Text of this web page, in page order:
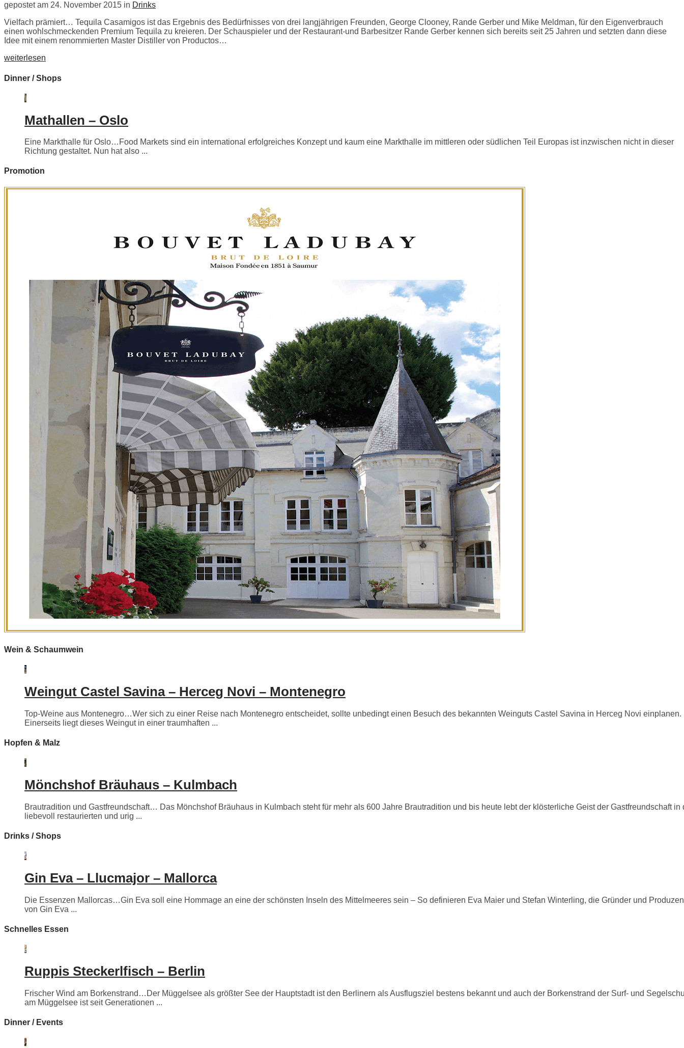
gepostet am 24. November 2015 in Drinks
Vielfach prämiert… Tequila Casamigos ist das Ergebnis des Bedürfnisses von drei langjährigen Freunden, George Clooney, Rande Gerber und Mike Meldman, für den Eigenverbrauch
einen wohlschmeckenden Premium Tequila zu kreieren. Der Schauspieler und der Restaurant-und Barbesitzer Rande Gerber kennen sich bereits seit 25 Jahren und setzten dann diese
Idee mit einem renommierten Master Distiller von Productos…
weiterlesen
Dinner / Shops
Mathallen – Oslo
Eine Markthalle für Oslo…Food Markets sind ein international erfolgreiches Konzept und kaum eine Markthalle im mittleren oder südlichen Teil Europas ist inzwischen nicht in dieser
Richtung gestaltet. Nun hat also ...
Promotion
Wein & Schaumwein
Weingut Castel Savina – Herceg Novi – Montenegro
Top-Weine aus Montenegro…Wer sich zu einer Reise nach Montenegro entscheidet, sollte unbedingt einen Besuch des bekannten Weinguts Castel Savina in Herceg Novi einplanen.
Einerseits liegt dieses Weingut in einer traumhaften ...
Hopfen & Malz
Mönchshof Bräuhaus – Kulmbach
Brautradition und Gastfreundschaft… Das Mönchshof Bräuhaus in Kulmbach steht für mehr als 600 Jahre Brautradition und bis heute lebt der klösterliche Geist der Gastfreundschaft in
liebevoll restaurierten und urig ...
Drinks / Shops
Gin Eva – Llucmajor – Mallorca
Die Essenzen Mallorcas…Gin Eva soll eine Hommage an eine der schönsten Inseln des Mittelmeeres sein – So definieren Eva Maier und Stefan Winterling, die Gründer und
von Gin Eva ...
Schnelles Essen
Ruppis Steckerlfisch – Berlin
Frischer Wind am Borkenstrand…Der Müggelsee als größter See der Hauptstadt ist den Berlinern als Ausflugsziel bestens bekannt und auch der Borkenstrand der Surf- und
am Müggelsee ist seit Generationen ...
Dinner / Events